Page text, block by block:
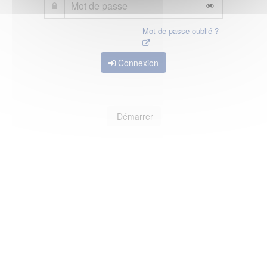
Mot de passe oublié ?
Connexion
Démarrer